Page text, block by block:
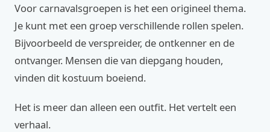
Voor carnavalsgroepen is het een origineel thema.
Je kunt met een groep verschillende rollen spelen.
Bijvoorbeeld de verspreider, de ontkenner en de
ontvanger. Mensen die van diepgang houden,
vinden dit kostuum boeiend.
Het is meer dan alleen een outfit. Het vertelt een
verhaal.